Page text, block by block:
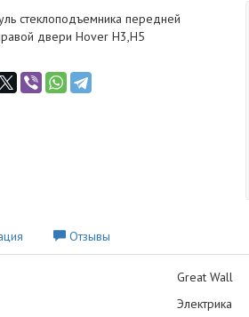
Отзывы
Great Wall
Электрика